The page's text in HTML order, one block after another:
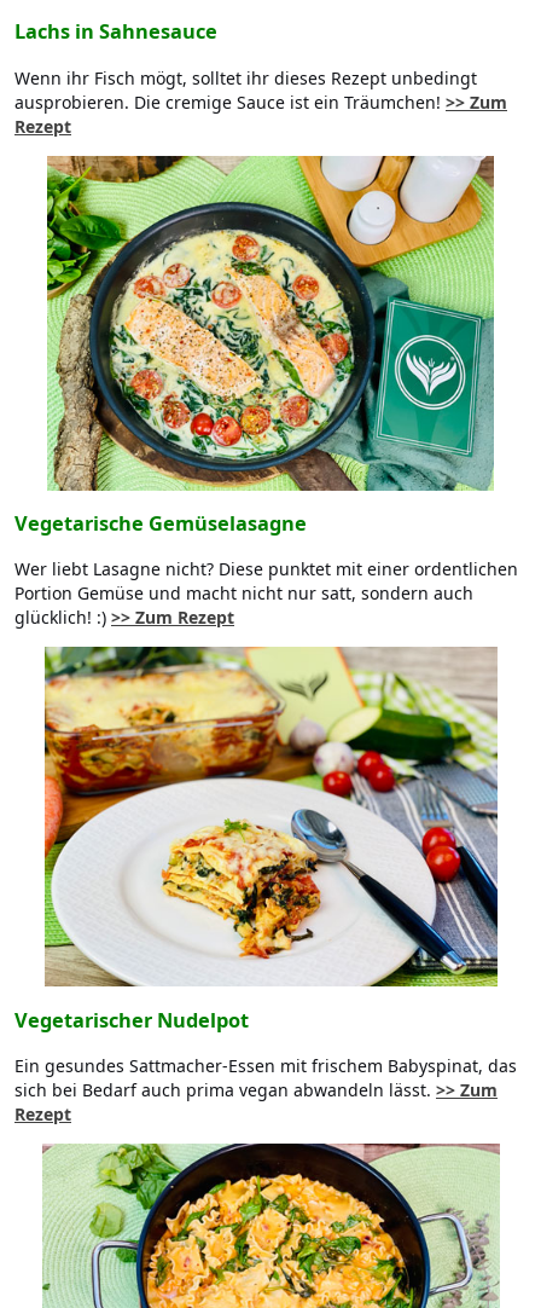
Lachs in Sahnesauce
Wenn ihr Fisch mögt, solltet ihr dieses Rezept unbedingt
ausprobieren. Die cremige Sauce ist ein Träumchen! >> Zum
Rezept
Vegetarische Gemüselasagne
Wer liebt Lasagne nicht? Diese punktet mit einer ordentlichen
Portion Gemüse und macht nicht nur satt, sondern auch
glücklich! :) >> Zum Rezept
Vegetarischer Nudelpot
Ein gesundes Sattmacher-Essen mit frischem Babyspinat, das
sich bei Bedarf auch prima vegan abwandeln lässt. >> Zum
Rezept